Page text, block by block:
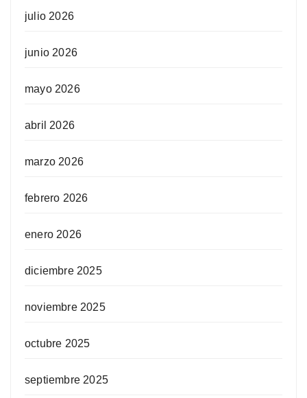
julio 2026
junio 2026
mayo 2026
abril 2026
marzo 2026
febrero 2026
enero 2026
diciembre 2025
noviembre 2025
octubre 2025
septiembre 2025